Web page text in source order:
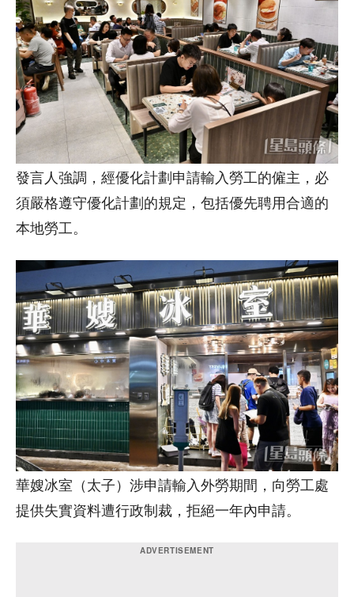
發言人強調，經優化計劃申請輸入勞工的僱主，必
須嚴格遵守優化計劃的規定，包括優先聘用合適的
本地勞工。
華嫂冰室（太子）涉申請輸入外勞期間，向勞工處
提供失實資料遭行政制裁，拒絕一年內申請。